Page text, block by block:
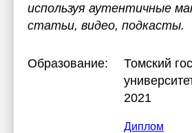
используя аутентичные
статьи, видео, подкасты.
Образование:
Томский
2021
Диплом